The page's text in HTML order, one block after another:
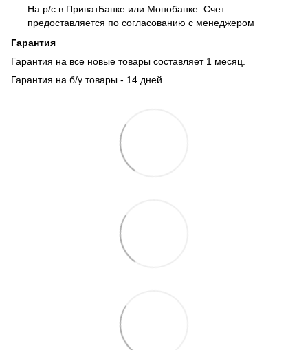
На р/с в ПриватБанке или Монобанке. Счет
предоставляется по согласованию с менеджером
Гарантия
Гарантия на все новые товары составляет 1 месяц.
Гарантия на б/у товары - 14 дней.